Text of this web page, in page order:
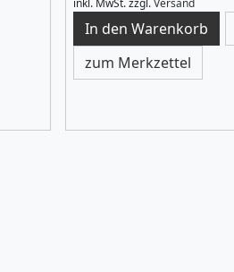
zum Merkzettel